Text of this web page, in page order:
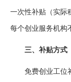
一次性补贴（实际
每个创业服务机构
三、补贴方式
免费创业工位补